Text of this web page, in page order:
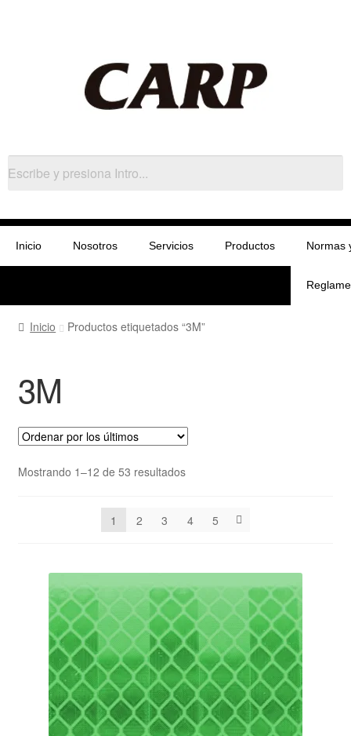
Inicio Nosotros Servicios Productos Normas
Inicio Productos etiquetados “3M”
3M
Mostrando 1–12 de 53 resultados
1 2 3 4 5